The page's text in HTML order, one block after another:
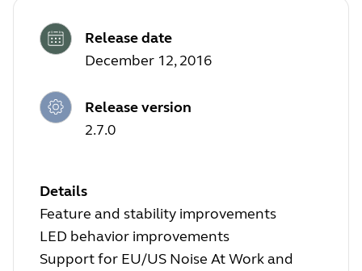
Release date
December 12, 2016
Release version
2.7.0
Details
Feature and stability improvements
LED behavior improvements
Support for EU/US Noise At Work and